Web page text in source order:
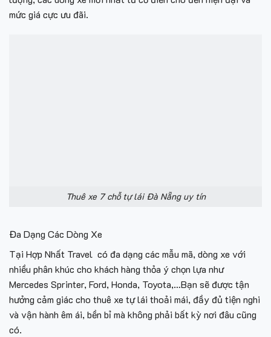
mức giá cực ưu đãi.
Thuê xe 7 chỗ tự lái Đà Nẵng uy tín
Đa Dạng Các Dòng Xe
Tại Hợp Nhất Travel có đa dạng các mẫu mã, dòng xe với
nhiều phân khúc cho khách hàng thỏa ý chọn lựa như
Mercedes Sprinter, Ford, Honda, Toyota,…Bạn sẽ được tận
hưởng cảm giác cho thuê xe tự lái thoải mái, đầy đủ tiện nghi
và vận hành êm ái, bền bỉ mà không phải bất kỳ nơi đâu cũng
có.